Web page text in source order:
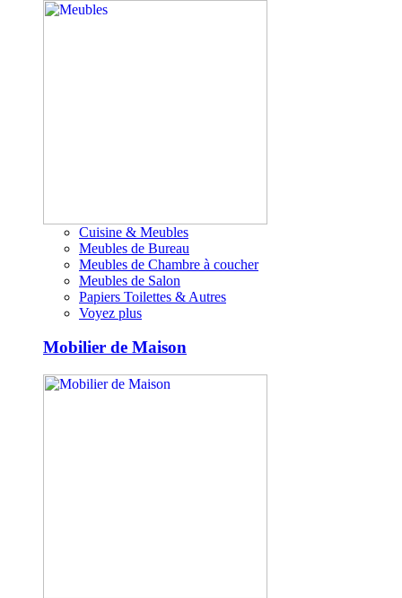
Cuisine & Meubles
Meubles de Bureau
Meubles de Chambre à coucher
Meubles de Salon
Papiers Toilettes & Autres
Voyez plus
Mobilier de Maison